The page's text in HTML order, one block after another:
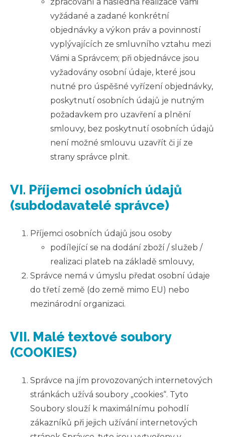
vyžádané a zadané konkrétní
objednávky a výkon práv a povinností
vyplývajících ze smluvního vztahu mezi
Vámi a Správcem; při objednávce jsou
vyžadovány osobní údaje, které jsou
nutné pro úspěšné vyřízení objednávky,
poskytnutí osobních údajů je nutným
požadavkem pro uzavření a plnění
smlouvy, bez poskytnutí osobních údajů
není možné smlouvu uzavřít či jí ze
strany správce plnit.
VI. Příjemci osobních údajů
(subdodavatelé správce)
Příjemci osobních údajů jsou osoby
podílející se na dodání zboží / služeb /
realizaci plateb na základě smlouvy,
Správce nemá v úmyslu předat osobní údaje
do třetí země (do země mimo EU) nebo
mezinárodní organizaci.
VII. Malé textové soubory
(COOKIES)
Správce na jím provozovaných internetových
stránkách užívá soubory „cookies“. Tyto
Soubory slouží k maximálnímu pohodlí
zákazníků při jejich užívání internetových